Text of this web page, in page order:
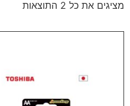
מציגים את כל ⁦2⁩ התוצאות